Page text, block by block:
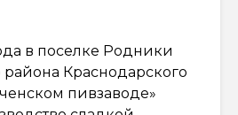
в поселке Родники
Краснодарского
пивзаводе»